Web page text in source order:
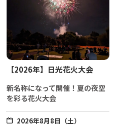
【2026年】日光花火大会
新名称になって開催！夏の夜空
を彩る花火大会
2026年8月8日（土）